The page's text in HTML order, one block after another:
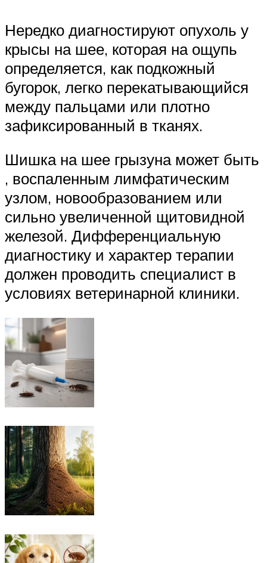
Нередко диагностируют опухоль у
крысы на шее, которая на ощупь
определяется, как подкожный
бугорок, легко перекатывающийся
между пальцами или плотно
зафиксированный в тканях.
Шишка на шее грызуна может быть
, воспаленным лимфатическим
узлом, новообразованием или
сильно увеличенной щитовидной
железой. Дифференциальную
диагностику и характер терапии
должен проводить специалист в
условиях ветеринарной клиники.